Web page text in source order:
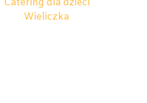
Catering dla dzieci
Wieliczka